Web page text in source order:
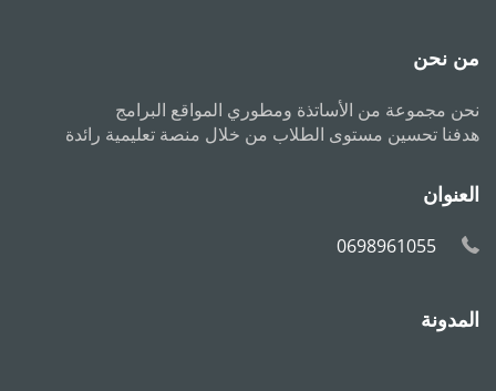
من نحن
نحن مجموعة من الأساتذة ومطوري المواقع البرامج
هدفنا تحسين مستوى الطلاب من خلال منصة تعليمية رائدة
العنوان
0698961055
المدونة